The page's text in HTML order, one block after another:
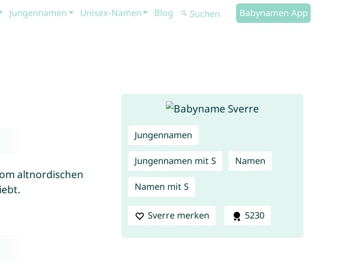
Jungennamen Unisex-Namen Blog Babynamen App
Jungennamen
Jungennamen mit S Namen
Namen mit S
Sverre merken 5230
altnordischen